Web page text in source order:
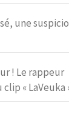
une
! Le rappeur
« LaVeuka